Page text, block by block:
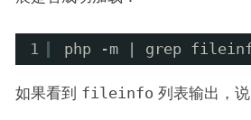
1 php -m | grep
如果看到 fileinfo 列表输出，